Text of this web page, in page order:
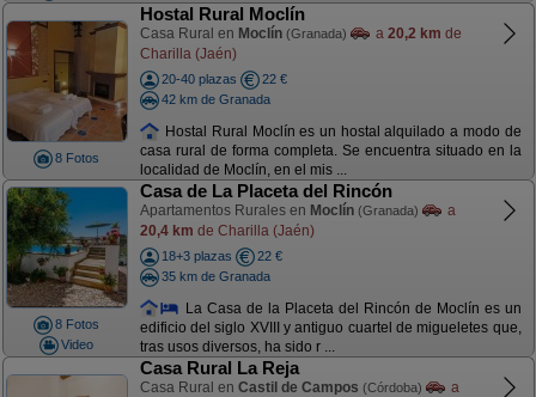
8 Fotos
Hostal Rural Moclín
Casa Rural en Moclín (Granada) a 20,2 km de
Charilla (Jaén)
20-40 plazas
22 €
42 km de Granada
Hostal Rural Moclín es un hostal alquilado a modo de
casa rural de forma completa. Se encuentra situado en la
localidad de Moclín, en el mis ...
8 Fotos
Video
Casa de La Placeta del Rincón
Apartamentos Rurales en Moclín (Granada)
a
20,4 km de Charilla (Jaén)
18+3 plazas
22 €
35 km de Granada
La Casa de la Placeta del Rincón de Moclín es un
edificio del siglo XVIII y antiguo cuartel de migueletes que,
tras usos diversos, ha sido r ...
Casa Rural La Reja
Casa Rural en Castil de Campos (Córdoba)
a